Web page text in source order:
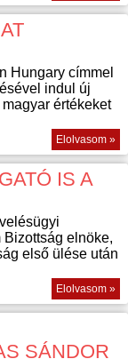
Hungary címmel
indul új
értékeket
Elolvasom »
IS A
Bizottság elnöke,
első ülése után
Elolvasom »
SÁNDOR